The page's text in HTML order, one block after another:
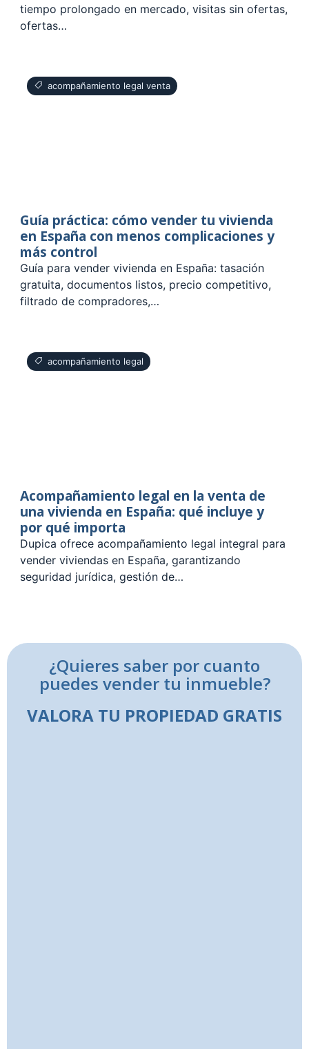
tiempo prolongado en mercado, visitas sin ofertas,
ofertas…
acompañamiento legal venta
Guía práctica: cómo vender tu vivienda
en España con menos complicaciones y
más control
Guía para vender vivienda en España: tasación
gratuita, documentos listos, precio competitivo,
filtrado de compradores,…
acompañamiento legal
Acompañamiento legal en la venta de
una vivienda en España: qué incluye y
por qué importa
Dupica ofrece acompañamiento legal integral para
vender viviendas en España, garantizando
seguridad jurídica, gestión de…
¿Quieres saber por cuanto
puedes vender tu inmueble?
VALORA TU PROPIEDAD GRATIS